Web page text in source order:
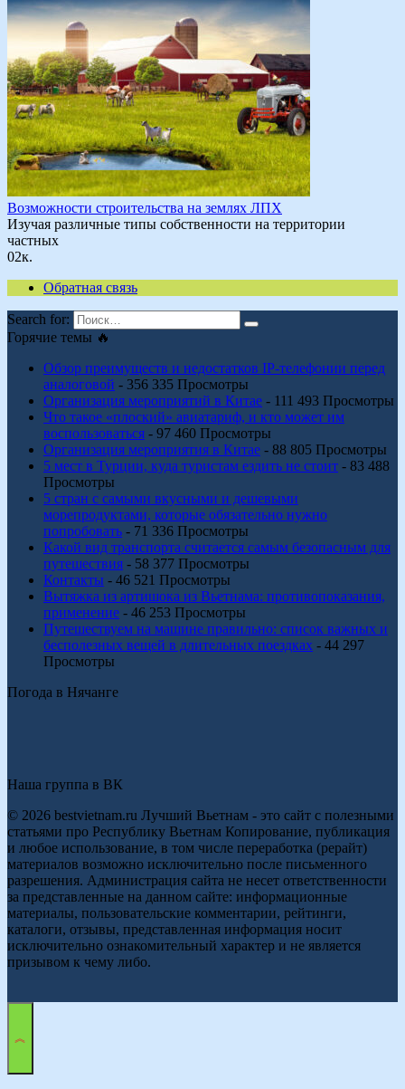
Возможности строительства на землях ЛПХ
Изучая различные типы собственности на территории
частных
02к.
Обратная связь
Search for:
Горячие темы 🔥
Обзор преимуществ и недостатков IP-телефонии перед
аналоговой - 356 335 Просмотры
Организация мероприятий в Китае - 111 493 Просмотры
Что такое «плоский» авиатариф, и кто может им
воспользоваться - 97 460 Просмотры
Организация мероприятия в Китае - 88 805 Просмотры
5 мест в Турции, куда туристам ездить не стоит - 83 488
Просмотры
5 стран с самыми вкусными и дешевыми
морепродуктами, которые обязательно нужно
попробовать - 71 336 Просмотры
Какой вид транспорта считается самым безопасным для
путешествия - 58 377 Просмотры
Контакты - 46 521 Просмотры
Вытяжка из артишока из Вьетнама: противопоказания,
применение - 46 253 Просмотры
Путешествуем на машине правильно: список важных и
бесполезных вещей в длительных поездках - 44 297
Просмотры
Погода в Нячанге
Наша группа в ВК
© 2026 bestvietnam.ru Лучший Вьетнам - это сайт с полезными
статьями про Республику Вьетнам Копирование, публикация
и любое использование, в том числе переработка (рерайт)
материалов возможно исключительно после письменного
разрешения. Администрация сайта не несет ответственности
за представленные на данном сайте: информационные
материалы, пользовательские комментарии, рейтинги,
каталоги, отзывы, представленная информация носит
исключительно ознакомительный характер и не является
призывом к чему либо.